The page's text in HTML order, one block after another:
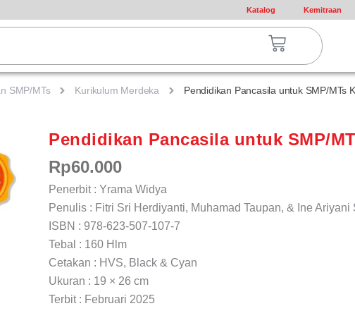
Katalog Kemitraan
Cart
SMP/MTs Kurikulum Merdeka Pendidikan Pancasila untuk SMP/MTs
Pendidikan Pancasila untuk SMP/
Rp60.000
Penerbit : Yrama Widya
Penulis : Fitri Sri Herdiyanti, Muhamad Taupan, & Ine Ariyani
ISBN : 978-623-507-107-7
Tebal : 160 Hlm
Cetakan : HVS, Black & Cyan
Ukuran : 19 × 26 cm
Terbit : Februari 2025